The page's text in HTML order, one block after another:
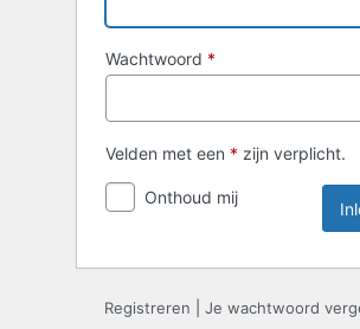
Wachtwoord *
Velden met een * zijn verplicht.
Onthoud mij
Registreren Je wachtwoord